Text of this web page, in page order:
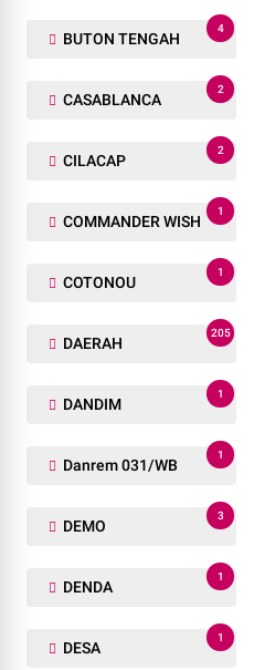
BLUE LIGHT
1
BODREK
1
BORONG
1
BPMP
2
BUNGKAM
1
1
4
CASABLANCA
2
2
1
COTONOU
1